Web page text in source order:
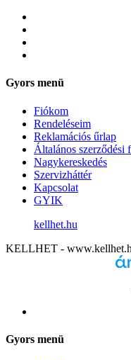
Gyors menü
Fiókom
Rendeléseim
Reklamációs űrlap
Általános szerződési
Nagykereskedés
Szervizháttér
Kapcsolat
GYIK
kellhet.hu
KELLHET -
Gyors menü